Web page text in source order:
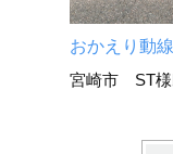
おかえり動
宮崎市 ST